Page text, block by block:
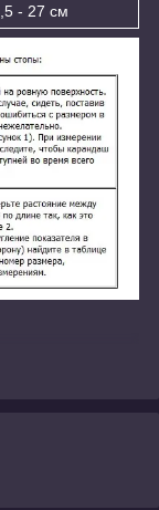
- 27 см